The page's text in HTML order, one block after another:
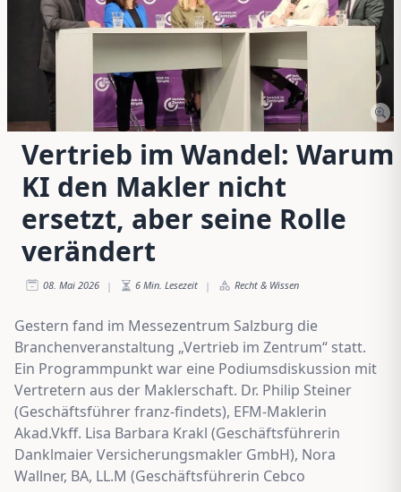
Vertrieb im Wandel: Warum
KI den Makler nicht
ersetzt, aber seine Rolle
verändert
08. Mai 2026 | 6 Min. Lesezeit | Recht & Wissen
Gestern fand im Messezentrum Salzburg die
Branchenveranstaltung „Vertrieb im Zentrum“ statt.
Ein Programmpunkt war eine Podiumsdiskussion mit
Vertretern aus der Maklerschaft. Dr. Philip Steiner
(Geschäftsführer franz-findets), EFM-Maklerin
Akad.Vkff. Lisa Barbara Krakl (Geschäftsführerin
Danklmaier Versicherungsmakler GmbH), Nora
Wallner, BA, LL.M (Geschäftsführerin Cebco